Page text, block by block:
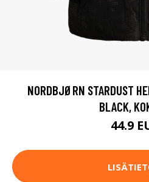
NORDBJØRN STARDUST
BLACK,
44.9